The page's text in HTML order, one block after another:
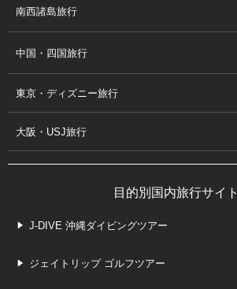
南西諸島旅行
中国・四国旅行
東京・ディズニー旅行
大阪・USJ旅行
目的別国内旅行サイト
J-DIVE 沖縄ダイビングツアー
ジェイトリップ ゴルフツアー